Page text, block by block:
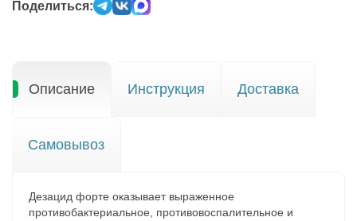
Поделиться:
Описание Инструкция Доставка
Самовывоз
Дезацид форте оказывает выраженное
противобактериальное, противовоспалительное и